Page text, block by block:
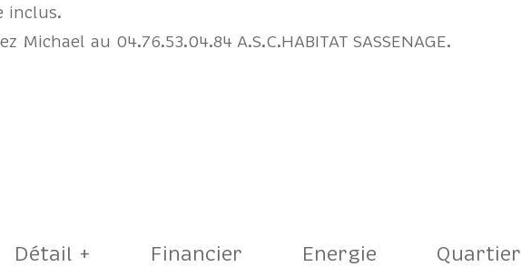
inclus.
au 04.76.53.04.84 A.S.C.HABITAT SASSENAGE.
Détail + Financier Energie Quartier